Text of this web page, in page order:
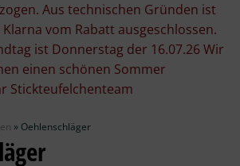
Aus technischen Gründen ist
vom Rabatt ausgeschlossen.
ist Donnerstag der 16.07.26 Wir
einen schönen Sommer
Stickteufelchenteam
» Oehlenschläger